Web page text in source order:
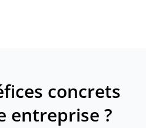
concrets
entreprise ?